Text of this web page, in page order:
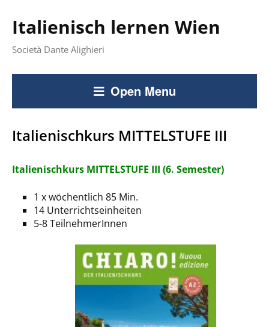
Italienisch lernen Wien
Società Dante Alighieri
Open Menu
Italienischkurs MITTELSTUFE III
Italienischkurs MITTELSTUFE III (6. Semester)
1 x wöchentlich 85 Min.
14 Unterrichtseinheiten
5-8 TeilnehmerInnen